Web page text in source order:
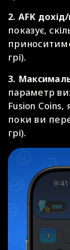
2. AFK
показує,
грі).
3.
параметр
Fusion
поки ви
грі).